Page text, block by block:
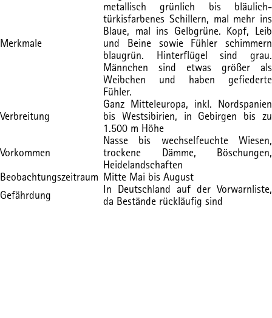
Merkmale
metallisch grünlich bis bläulich-
türkisfarbenes Schillern, mal mehr ins
Blaue, mal ins Gelbgrüne. Kopf, Leib
und Beine sowie Fühler schimmern
blaugrün. Hinterflügel sind grau.
Männchen sind etwas größer als
Weibchen und haben gefiederte
Fühler.
Verbreitung
Ganz Mitteleuropa, inkl. Nordspanien
bis Westsibirien, in Gebirgen bis zu
1.500 m Höhe
Vorkommen
Nasse bis wechselfeuchte Wiesen,
trockene Dämme, Böschungen,
Heidelandschaften
Beobachtungszeitraum Mitte Mai bis August
Gefährdung
In Deutschland auf der Vorwarnliste,
da Bestände rückläufig sind